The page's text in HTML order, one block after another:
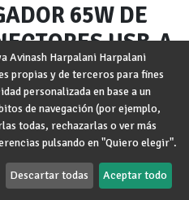
65W DE
USB-A
Avinash Harpalani Harpalani
propias y de terceros para fines
personalizada en base a un
de navegación (por ejemplo,
todas, rechazarlas o ver más
pulsando en "Quiero elegir".
Descartar todas Aceptar todo